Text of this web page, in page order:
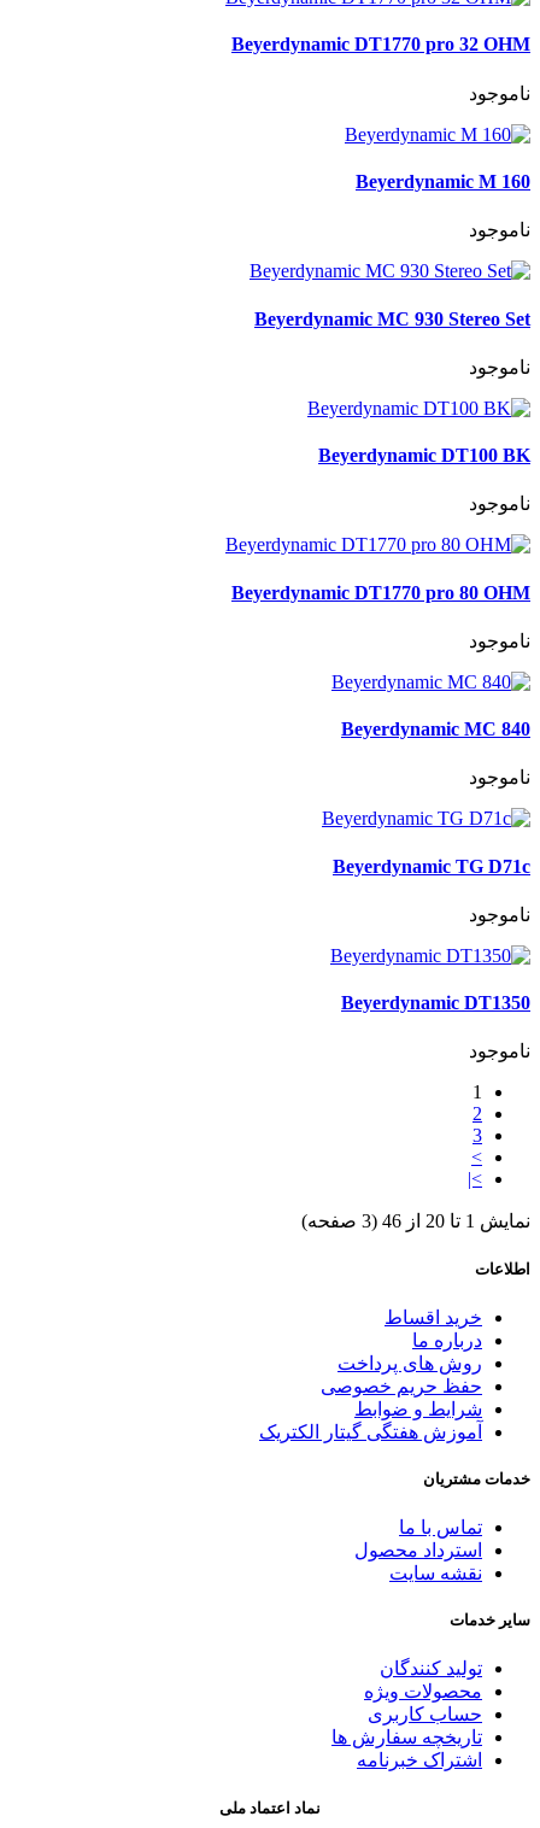
Beyerdynamic DT1770 pro 32 OHM
ناموجود
Beyerdynamic M 160
ناموجود
Beyerdynamic MC 930 Stereo Set
ناموجود
Beyerdynamic DT100 BK
ناموجود
Beyerdynamic DT1770 pro 80 OHM
ناموجود
Beyerdynamic MC 840
ناموجود
Beyerdynamic TG D71c
ناموجود
Beyerdynamic DT1350
ناموجود
1
2
3
>
>|
نمایش 1 تا 20 از 46 (3 صفحه)
اطلاعات
خرید اقساط
درباره ما
روش های پرداخت
حفظ حریم خصوصی
شرایط و ضوابط
آموزش هفتگی گیتار الکتریک
خدمات مشتریان
تماس با ما
استرداد محصول
نقشه سایت
سایر خدمات
تولید کنندگان
محصولات ویژه
حساب کاربری
تاریخچه سفارش ها
اشتراک خبرنامه
نماد اعتماد ملی